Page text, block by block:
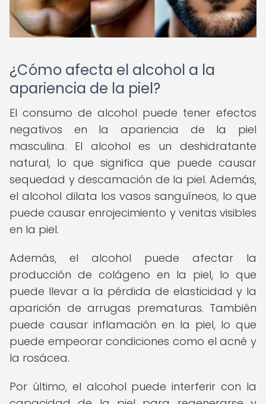
¿Cómo afecta el alcohol a la
apariencia de la piel?
El consumo de alcohol puede tener efectos
negativos en la apariencia de la piel
masculina. El alcohol es un deshidratante
natural, lo que significa que puede causar
sequedad y descamación de la piel. Además,
el alcohol dilata los vasos sanguíneos, lo que
puede causar enrojecimiento y venitas visibles
en la piel.
Además, el alcohol puede afectar la
producción de colágeno en la piel, lo que
puede llevar a la pérdida de elasticidad y la
aparición de arrugas prematuras. También
puede causar inflamación en la piel, lo que
puede empeorar condiciones como el acné y
la rosácea.
Por último, el alcohol puede interferir con la